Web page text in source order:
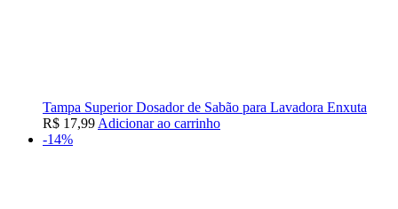
Tampa Superior Dosador de Sabão para Lavadora Enxuta
R$ 17,99 Adicionar ao carrinho
-14%